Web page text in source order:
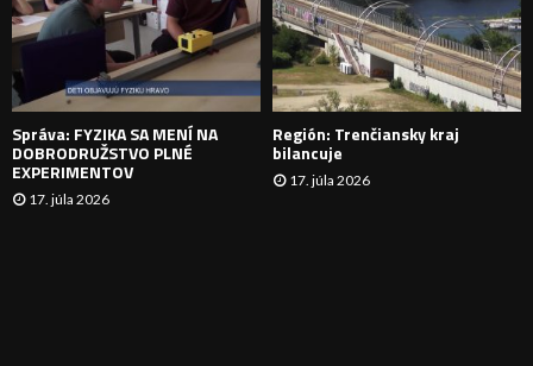
N
I
E
Správa: FYZIKA SA MENÍ NA
DOBRODRUŽSTVO PLNÉ
EXPERIMENTOV
17. júla 2026
Región: Trenčiansky kraj
bilancuje
17. júla 2026